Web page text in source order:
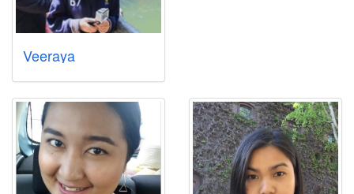
Veeraya